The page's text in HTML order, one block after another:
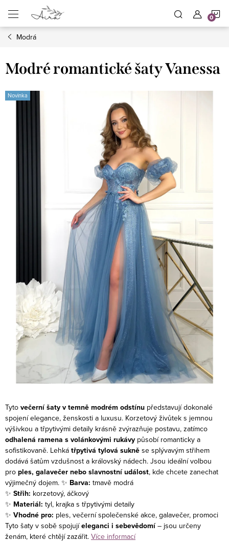
obsah
Modrá
Modré romantické šaty Vanessa
Novinka
Tyto večerní šaty v temně modrém odstínu představují dokonalé
spojení elegance, ženskosti a luxusu. Korzetový živůtek s jemnou
výšivkou a třpytivými detaily krásně zvýrazňuje postavu, zatímco
odhalená ramena s volánkovými rukávy působí romanticky a
sofistikovaně. Lehká třpytivá tylová sukně se splývavým střihem
dodává šatům vzdušnost a královský nádech. Jsou ideální volbou
pro ples, galavečer nebo slavnostní událost, kde chcete zanechat
výjimečný dojem. ✨ Barva: tmavě modrá
✨ Střih: korzetový, áčkový
✨ Materiál: tyl, krajka s třpytivými detaily
✨ Vhodné pro: ples, večerní společenské akce, galavečer, promoci
Tyto šaty v sobě spojujíeleganci i sebevědomí– jsou určeny
ženám, které chtějí zazářit. Více informací